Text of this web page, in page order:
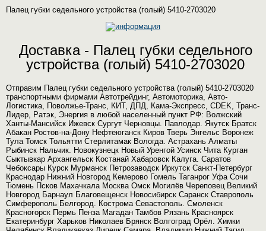
Палец губки седельного устройства (голый) 5410-2703020
Доставка - Палец губки седельного
устройства (голый) 5410-2703020
Отправим Палец губки седельного устройства (голый) 5410-2703020
транспортными фирмами Автотрейдинг, Автомоторика, Авто-
Логистика, Поволжье-Транс, КИТ, ДПД, Кама-Экспресс, CDEK, Транс-
Лидер, Ратэк, Энергия в любой населенный пункт РФ: Волжский
Ханты-Мансийск Ижевск Сургут Черновцы. Павлодар. Якутск Братск
Абакан Ростов-на-Дону Нефтеюганск Киров Тверь Энгельс Воронеж
Тула Томск Тольятти Стерлитамак Вологда. Астрахань Алматы
Рыбинск Нальчик. Новокузнецк Новый Уренгой Усинск Чита Курган
Сыктывкар Архангельск Костанай Хабаровск Калуга. Саратов
Чебоксары Курск Мурманск Петрозаводск Иркутск Санкт-Петербург
Краснодар Нижний Новгород Кемерово Гомель Таганрог Уфа Сочи
Тюмень Псков Махачкала Москва Омск Могилёв Череповец Великий
Новгород Барнаул Благовещенск Новосибирск Саранск Ставрополь
Симферополь Белгород. Кострома Севастополь. Смоленск
Красногорск Пермь Пенза Магадан Тамбов Рязань Красноярск
Екатеринбург Харьков Николаев Брянск Волгоград Орёл. Химки